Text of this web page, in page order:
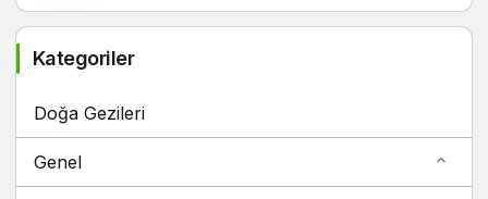
Kategoriler
Doğa Gezileri
Genel